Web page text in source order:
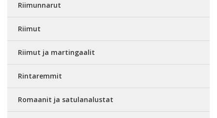
Riimunnarut
Riimut
Riimut ja martingaalit
Rintaremmit
Romaanit ja satulanalustat